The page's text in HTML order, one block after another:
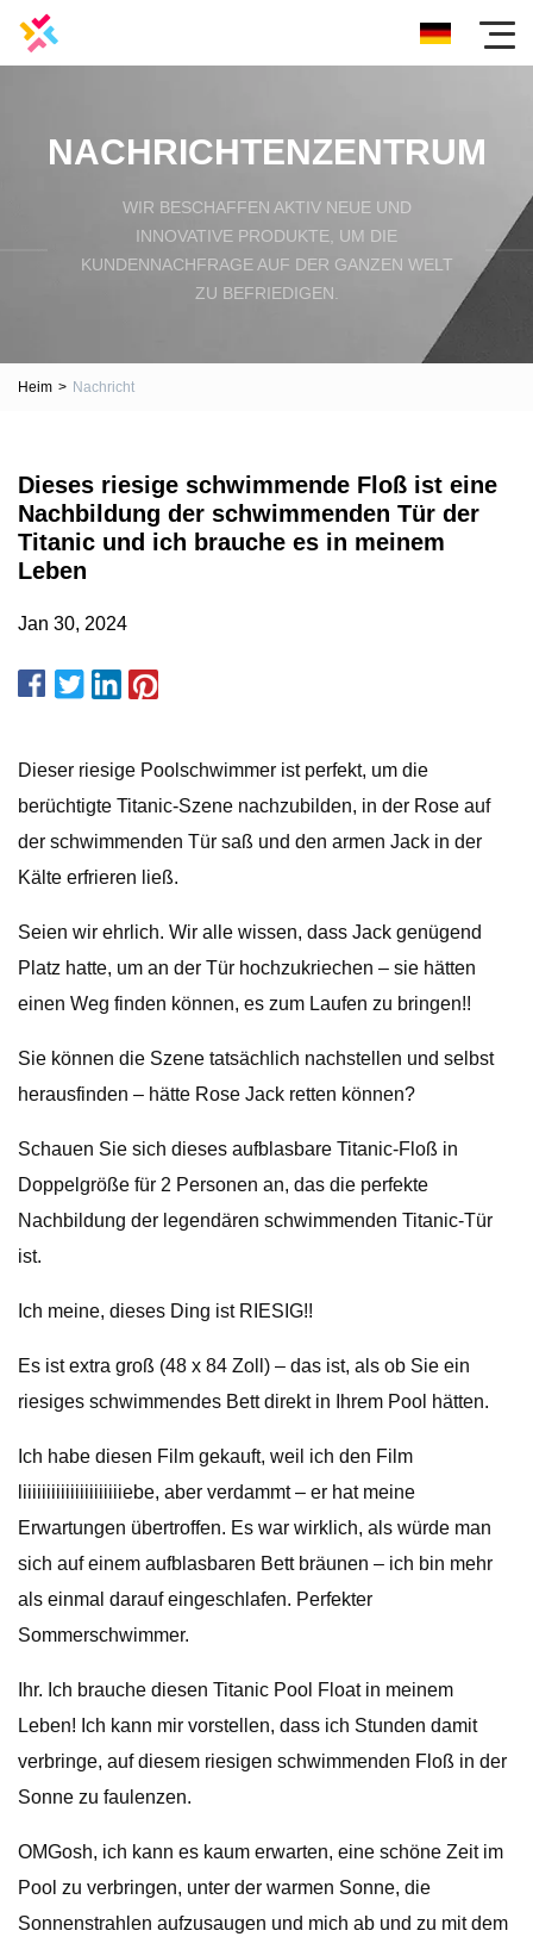
NACHRICHTENZENTRUM
WIR BESCHAFFEN AKTIV NEUE UND
INNOVATIVE PRODUKTE, UM DIE
KUNDENNACHFRAGE AUF DER GANZEN WELT
ZU BEFRIEDIGEN.
Heim > Nachricht
Dieses riesige schwimmende Floß ist eine
Nachbildung der schwimmenden Tür der
Titanic und ich brauche es in meinem
Leben
Jan 30, 2024
Dieser riesige Poolschwimmer ist perfekt, um die
berüchtigte Titanic-Szene nachzubilden, in der Rose auf
der schwimmenden Tür saß und den armen Jack in der
Kälte erfrieren ließ.
Seien wir ehrlich. Wir alle wissen, dass Jack genügend
Platz hatte, um an der Tür hochzukriechen – sie hätten
einen Weg finden können, es zum Laufen zu bringen!!
Sie können die Szene tatsächlich nachstellen und selbst
herausfinden – hätte Rose Jack retten können?
Schauen Sie sich dieses aufblasbare Titanic-Floß in
Doppelgröße für 2 Personen an, das die perfekte
Nachbildung der legendären schwimmenden Titanic-Tür
ist.
Ich meine, dieses Ding ist RIESIG!!
Es ist extra groß (48 x 84 Zoll) – das ist, als ob Sie ein
riesiges schwimmendes Bett direkt in Ihrem Pool hätten.
Ich habe diesen Film gekauft, weil ich den Film
liiiiiiiiiiiiiiiiiiiiiebe, aber verdammt – er hat meine
Erwartungen übertroffen. Es war wirklich, als würde man
sich auf einem aufblasbaren Bett bräunen – ich bin mehr
als einmal darauf eingeschlafen. Perfekter
Sommerschwimmer.
Ihr. Ich brauche diesen Titanic Pool Float in meinem
Leben! Ich kann mir vorstellen, dass ich Stunden damit
verbringe, auf diesem riesigen schwimmenden Floß in der
Sonne zu faulenzen.
OMGosh, ich kann es kaum erwarten, eine schöne Zeit im
Pool zu verbringen, unter der warmen Sonne, die
Sonnenstrahlen aufzusaugen und mich ab und zu mit dem